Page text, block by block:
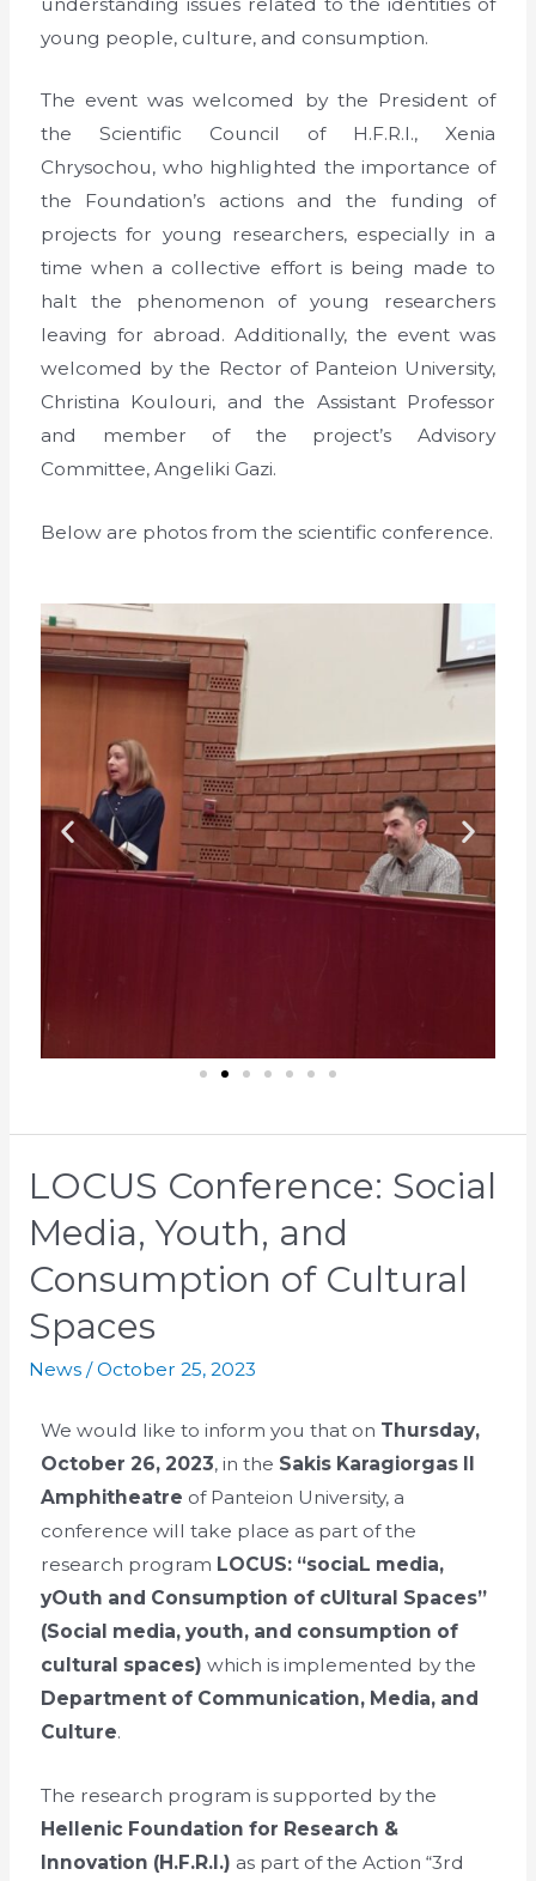
young people, culture, and consumption.
The event was welcomed by the President of
the Scientific Council of H.F.R.I., Xenia
Chrysochou, who highlighted the importance of
the Foundation’s actions and the funding of
projects for young researchers, especially in a
time when a collective effort is being made to
halt the phenomenon of young researchers
leaving for abroad. Additionally, the event was
welcomed by the Rector of Panteion University,
Christina Koulouri, and the Assistant Professor
and member of the project’s Advisory
Committee, Angeliki Gazi.
Below are photos from the scientific conference.
LOCUS Conference: Social
Media, Youth, and
Consumption of Cultural
Spaces
News/October 25, 2023
We would like to inform you that on Thursday,
October 26, 2023, in the Sakis Karagiorgas II
Amphitheatre of Panteion University, a
conference will take place as part of the
research program LOCUS: “sociaL media,
yOuth and Consumption of cUltural Spaces”
(Social media, youth, and consumption of
cultural spaces) which is implemented by the
Department of Communication, Media, and
Culture.
The research program is supported by the
Hellenic Foundation for Research &
Innovation (H.F.R.I.) as part of the Action “3rd